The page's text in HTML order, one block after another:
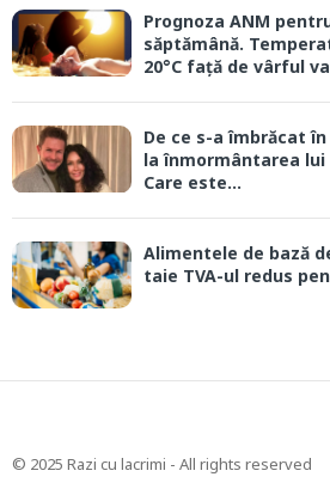
Prognoza ANM
săptămână.
20°C față de vârful
De ce s-a îmbrăcat
la înmormântarea lui
Care este...
Alimentele de bază
taie TVA-ul redus
© 2025 Razi cu lacrimi - All rights reserved